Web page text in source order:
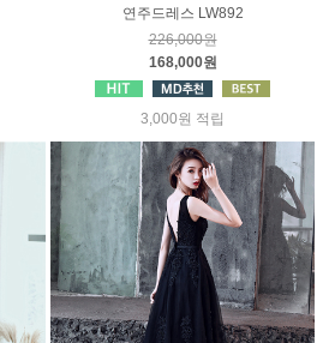
연주드레스 LW892
226,000원
168,000원
3,000원 적립